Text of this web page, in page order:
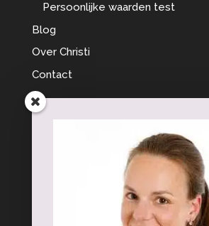
Persoonlijke waarden test
Blog
Over Christi
Contact
Interessante onderwerpen
Aanhoudende Lichamelijke Klachten